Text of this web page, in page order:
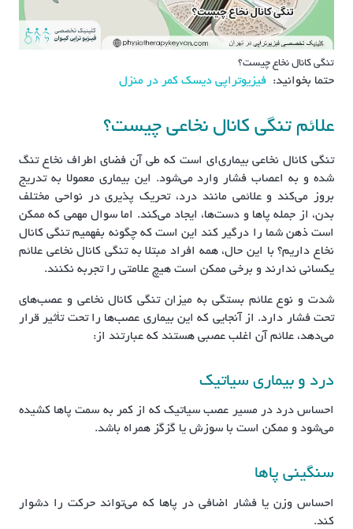
تنگی کانال نخاع چیست؟
حتما بخوانید: فیزیوتراپی دیسک کمر در منزل
علائم تنگی کانال نخاعی چیست؟
تنگی کانال نخاعی بیماری‌ای است که طی آن فضای اطراف نخاع تنگ
شده و به اعصاب فشار وارد می‌شود. این بیماری معمولا به تدریج
بروز می‌کند و علائمی مانند درد، تحریک پذیری در نواحی مختلف
بدن، از جمله پاها و دست‌ها، ایجاد می‌کند. اما سوال مهمی که ممکن
است ذهن شما را درگیر کند این است که چگونه بفهمیم تنگی کانال
نخاع داریم؟ با این حال، همه افراد مبتلا به تنگی کانال نخاعی علائم
یکسانی ندارند و برخی ممکن است هیچ علامتی را تجربه نکنند.
شدت و نوع علائم بستگی به میزان تنگی کانال نخاعی و عصب‌های
تحت فشار دارد. از آنجایی که این بیماری عصب‌ها را تحت تأثیر قرار
می‌دهد، علائم آن اغلب عصبی هستند که عبارتند از:
درد و بیماری سیاتیک
احساس درد در مسیر عصب سیاتیک که از کمر به سمت پاها کشیده
می‌شود و ممکن است با سوزش یا گزگز همراه باشد.
سنگینی پاها
احساس وزن یا فشار اضافی در پاها که می‌تواند حرکت را دشوار
کند.